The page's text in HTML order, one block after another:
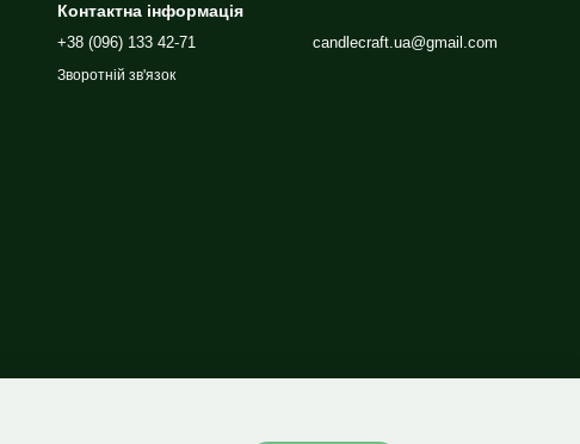
Контактна інформація
+38 (096) 133 42-71
Зворотній зв'язок
candlecraft.ua@gmail.com